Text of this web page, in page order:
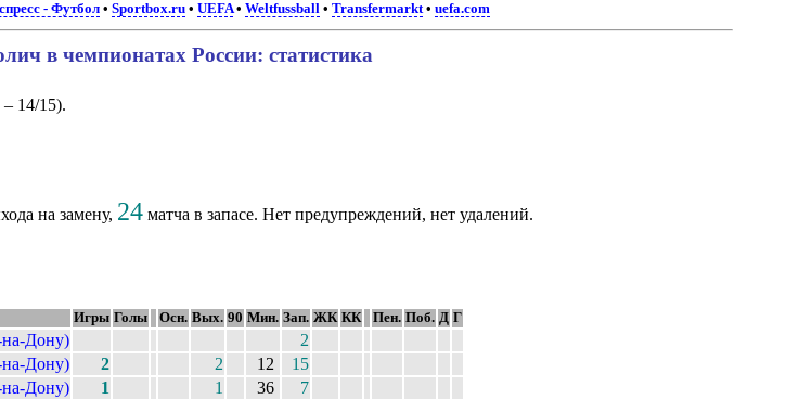
- Футбол• Sportbox.ru• UEFA• Weltfussball• Transfermarkt• uefa.com
в чемпионатах России: статистика
– 14/15).
на замену, 24 матча в запасе. Нет предупреждений, нет удалений.
Игры Голы Осн. Вых. 90 Мин. Зап. ЖК КК Пен. Поб. Д Г
на-Дону)
2
на-Дону) 2 2 12
15
на-Дону) 1 1 36 7